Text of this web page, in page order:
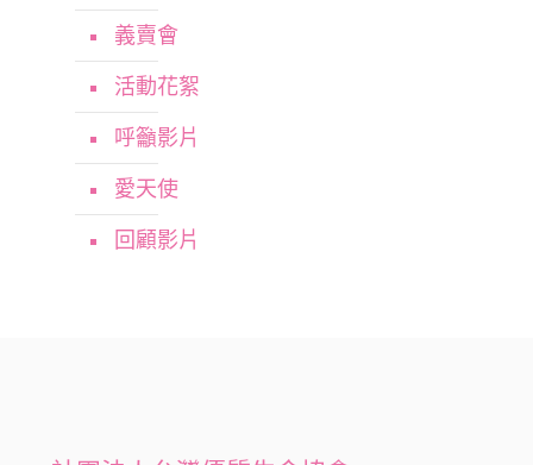
義賣會
活動花絮
呼籲影片
愛天使
回顧影片